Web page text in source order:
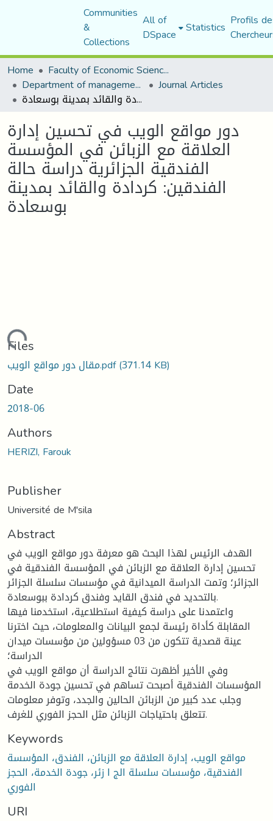
Communities
&
Collections
All of
DSpace Statistics Profils
Home
Faculty of Economic Sciences, Commerce and Management Sciences
Department of management sciences Journal Articles
دور مواقع الویب في تحسین إدارة العلاقة مع الزبائن في المؤسسة الفندقیة الجزائریة دراسة حالة الفندقین: كردادة والقائد بمدینة بوسعادة
دور مواقع الویب في تحسین إدارة
العلاقة مع الزبائن في المؤسسة
الفندقیة الجزائریة دراسة حالة
الفندقین: كردادة والقائد بمدینة
بوسعادة
Loading...
Files
مقال دور مواقع الويب.pdf(371.14 KB)
Date
2018-06
Authors
HERIZI, Farouk
Publisher
Université de M'sila
Abstract
الهدف الرئيس لهذا البحث هو معرفة دور مواقع الويب في
تحسين إدارة العلاقة مع الزبائن في المؤسسة الفندقية في
الجزائر؛ وتمت الدراسة الميدانية في مؤسسات سلسلة الجزائر
بالتحديد في فندق القايد وفندق كردادة ببوسعادة.
واعتمدنا على دراسة كيفية استطلاعية، استخدمنا فيها
المقابلة كأداة رئيسة لجمع البيانات والمعلومات، حيث اخترنا
عينة قصدية تتكون من 03 مسؤولين من مؤسسات ميدان
الدراسة؛
وفي الأخير أظهرت نتائج الدراسة أن مواقع الويب في
المؤسسات الفندقية أصبحت تساهم في تحسين جودة الخدمة
وجلب عدد كبير من الزبائن الحالين والجدد، وتوفر معلومات
تتعلق باحتياجات الزبائن مثل الحجز الفوري للغرف.
Keywords
مواقع الویب، إدارة العلاقة مع الزبائن، الفندق، المؤسسة
الفندقیة، مؤسسات سلسلة الج ا زئر، جودة الخدمة، الحجز
الفوري
URI